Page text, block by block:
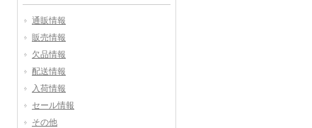
通販情報
販売情報
欠品情報
配送情報
入荷情報
セール情報
その他